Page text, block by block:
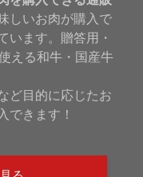
しいお肉が購入で
います。贈答用・
える和牛・国産牛
ど目的に応じたお
できます！